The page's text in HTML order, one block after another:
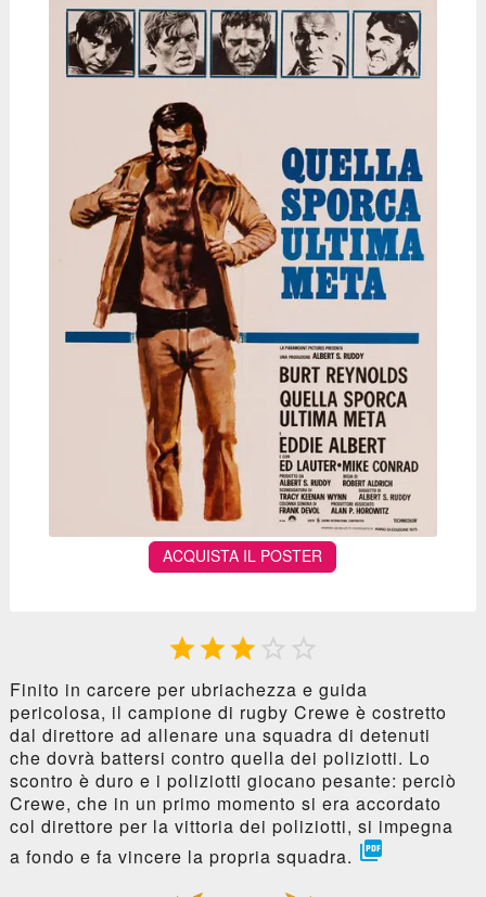
ACQUISTA IL POSTER
  
Finito in carcere per ubriachezza e guida
pericolosa, il campione di rugby Crewe è costretto
dal direttore ad allenare una squadra di detenuti
che dovrà battersi contro quella dei poliziotti. Lo
scontro è duro e i poliziotti giocano pesante: perciò
Crewe, che in un primo momento si era accordato
col direttore per la vittoria dei poliziotti, si impegna
a fondo e fa vincere la propria squadra. 